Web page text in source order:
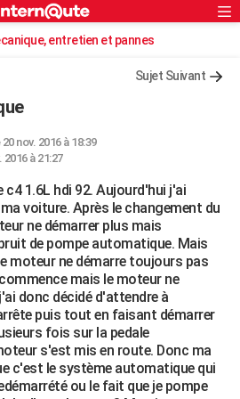
Rechercher
S'inscrire
Connexionentretien et pannes
Sujet Suivant
nov. 2016 à 18:39
2016 à 21:27
c4 1.6L hdi 92. Aujourd'hui j'ai
voiture. Après le changement du
ne démarrer plus mais
de pompe automatique. Mais
moteur ne démarre toujours pas
mais le moteur ne
donc décidé d'attendre à
puis tout en faisant démarrer
fois sur la pedale
s'est mis en route. Donc ma
c'est le système automatique qui
ou le fait que je pompe